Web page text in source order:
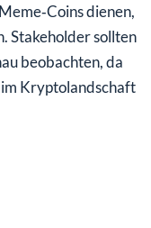
dienen,
Stakeholder sollten
beobachten, da
Kryptolandschaft